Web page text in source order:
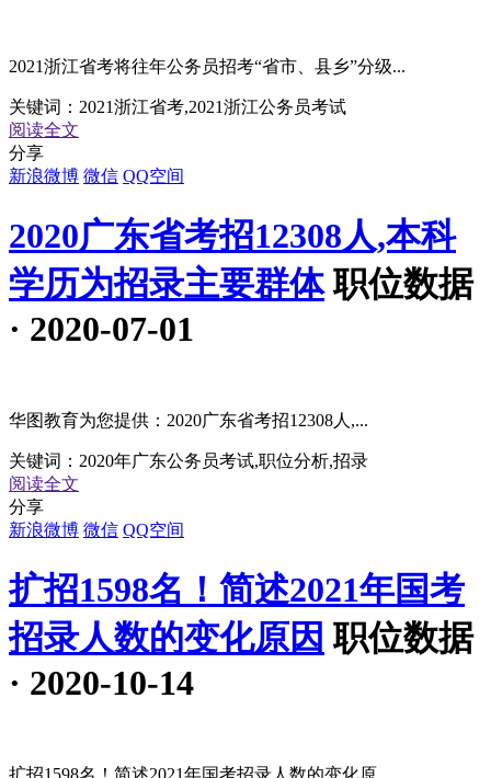
2021浙江省考将往年公务员招考“省市、县乡”分级...
关键词： 2021浙江省考,2021浙江公务员考试
阅读全文
分享
新浪微博 微信 QQ空间
2020广东省考招12308人,本科
学历为招录主要群体 职位数据
· 2020-07-01
华图教育为您提供：2020广东省考招12308人,...
关键词： 2020年广东公务员考试,职位分析,招录
阅读全文
分享
新浪微博 微信 QQ空间
扩招1598名！简述2021年国考
招录人数的变化原因 职位数据
· 2020-10-14
扩招1598名！简述2021年国考招录人数的变化原...